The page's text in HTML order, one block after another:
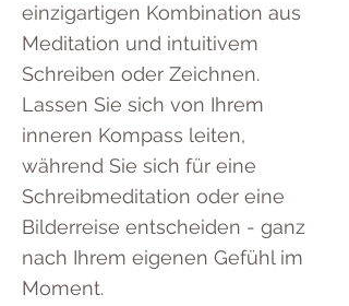
einzigartigen Kombination aus
Meditation und intuitivem
Schreiben oder Zeichnen.
Lassen Sie sich von Ihrem
inneren Kompass leiten,
während Sie sich für eine
Schreibmeditation oder eine
Bilderreise entscheiden - ganz
nach Ihrem eigenen Gefühl im
Moment.